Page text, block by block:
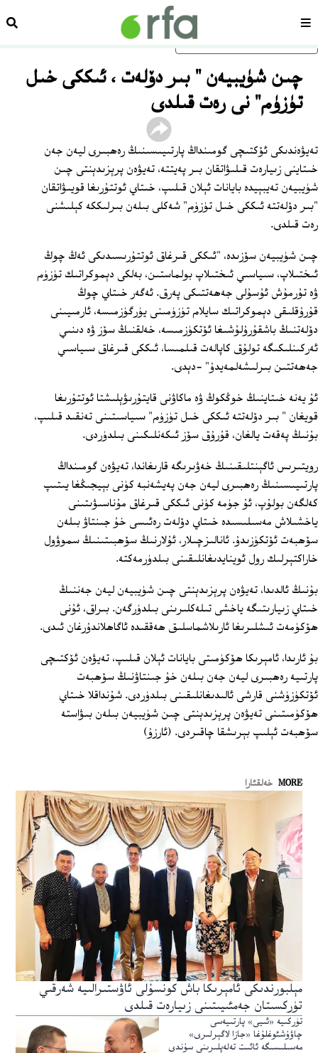
ئاساسلىق مەزمۇنغا ئاتلاڭسەھىپە
چىن شۈيبيەن " بىر دۆلەت ، ئىككى خىل
تۈزۈم" نى رەت قىلدى
تەيۋەندىكى ئۆكتىچى گومىنداڭ پارتىيىسىنىڭ رەھبىرى ليەن جەن
خىتاينى زىيارەت قىلىۋاتقان بىر پەيتتە، تەيۋەن پرېزىدېنتى چىن
شۈيبيەن تەيبېيدە بايانات ئېلان قىلىپ، خىتاي ئوتتۇرىغا قويىۋاتقان
"بىر دۆلەتتە ئىككى خىل تۈزۈم" شەكلى بىلەن بىرلىككە كېلىشنى
رەت قىلدى.
چىن شۈيبيەن سۆزىدە، "ئىككى قىرغاق ئوتتۇرىسىدىكى ئەڭ چوڭ
ئىختىلاپ، سىياسىي ئىختىلاپ بولماستىن، بەلكى دېموكراتىك تۈزۈم
ۋە تۇرمۇش ئۇسۇلى جەھەتتىكى پەرق. ئەگەر خىتاي چوڭ
قۇرۇقلىقى دېموكراتىك سايلام تۈزۈمىنى يۈرگۈزمىسە، ئارمىيىنى
دۆلەتنىڭ باشقۇرۇلۇشىغا ئۆتكۈزمىسە، خەلقنىڭ سۆز ۋە دىنىي
ئەركىنلىكىگە تولۇق كاپالەت قىلمىسا، ئىككى قىرغاق سىياسىي
جەھەتتىن بىرلىشەلمەيدۇ" -دېدى.
ئۇ يەنە خىتاينىڭ خوڭكوڭ ۋە ماكاۋنى قايتۇرىۋېلىشتا ئوتتۇرىغا
قويغان " بىر دۆلەتتە ئىككى خىل تۈزۈم" سىياسىتىنى تەنقىد قىلىپ،
بۇنىڭ پەقەت يالغان، قۇرۇق سۆز ئىكەنلىكىنى بىلدۈردى.
رويتىرىس ئاگېنتلىقىنىڭ خەۋىرىگە قارىغاندا، تەيۋەن گومىنداڭ
پارتىيىسىنىڭ رەھبىرى ليەن جەن پەيشەنبە كۈنى بېيجىڭغا يىتىپ
كەلگەن بولۇپ، ئۇ جۈمە كۈنى ئىككى قىرغاق مۇناسىۋىتىنى
ياخشىلاش مەسىلىسىدە خىتاي دۆلەت رەئىسى خۇ جىنتاۋ بىلەن
سۆھبەت ئۆتكۈزىدۇ. ئانالىزچىلار، ئۇلارنىڭ سۆھبىتىنىڭ سموۋول
خاراكتېرلىك رول ئوينايدىغانلىقىنى بىلدۈرمەكتە.
بۇنىڭ ئالدىدا، تەيۋەن پرېزىدېنتى چىن شۈيبيەن ليەن جەننىڭ
خىتاي زىيارىتىگە ياخشى تىلەكلىرىنى بىلدۈرگەن. بىراق، ئۇنى
ھۆكۈمەت ئىشلىرىغا ئارىلاشماسلىق ھەققىدە ئاگاھلاندۇرغان ئىدى.
بۇ ئارىدا، ئامېرىكا ھۆكۈمىتى بايانات ئېلان قىلىپ، تەيۋەن ئۆكتىچى
پارتىيە رەھبىرى ليەن جەن بىلەن خۇ جىنتاۋنىڭ سۆھبەت
ئۆتكۈزۈشنى قارشى ئالىدىغانلىقىنى بىلدۈردى. شۇنداقلا خىتاي
ھۆكۈمىتىنى تەيۋەن پرېزىدېنتى چىن شۈيبيەن بىلەن بىۋاستە
سۆھبەت ئېلىپ بېرىشقا چاقىردى. (ئارزۇ)
MORE خەلقئارا
مېلبورندىكى ئامېرىكا باش كونسۇلى ئاۋستىرالىيە شەرقىي
تۈركسىتان جەمئىيىتىنى زىيارەت قىلدى
تۈركىيە «ئىيى» پارتىيەسى
چاۋۇشئوغلۇغا «جازا لاگېرلىرى»
مەسىلىسىگە ئائىت تەلەپلىرىنى سۇندى